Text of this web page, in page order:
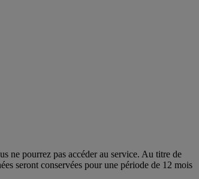
ne pourrez pas accéder au service. Au titre de
seront conservées pour une période de 12 mois